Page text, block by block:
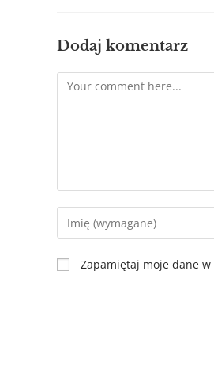
Dodaj komentarz
Zapamiętaj moje dane